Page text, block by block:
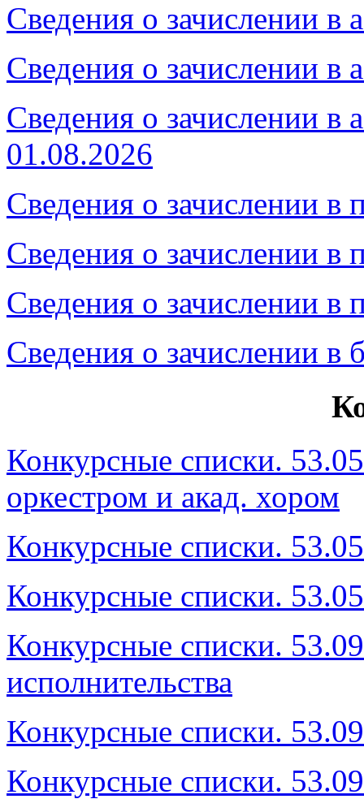
Сведения о зачислении в
Сведения о зачислении в
Сведения о зачислении в
01.08.2026
Сведения о зачислении в
Сведения о зачислении в
Сведения о зачислении в
Сведения о зачислении в
Конкурсные списки.
оркестром и акад. хором
Конкурсные списки.
Конкурсные списки.
Конкурсные списки.
исполнительства
Конкурсные списки.
Конкурсные списки.